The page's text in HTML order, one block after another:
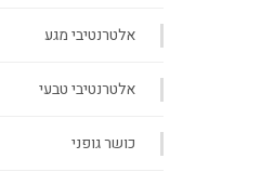
אלטרנטיבי מגע
אלטרנטיבי טבעי
כושר גופני